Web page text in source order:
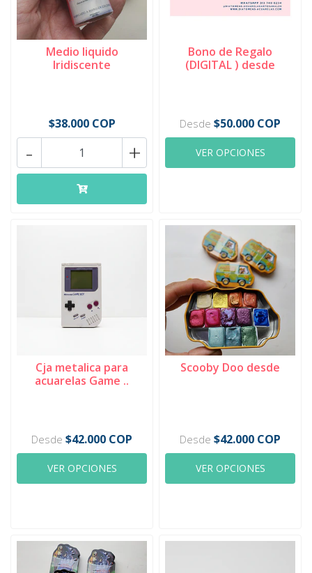
Medio liquido
Iridiscente
$38.000 COP
+
-
Bono de Regalo
(DIGITAL ) desde
Desde $50.000 COP
VER OPCIONES
Cja metalica para
acuarelas Game ..
Desde $42.000 COP
VER OPCIONES
Scooby Doo desde
Desde $42.000 COP
VER OPCIONES